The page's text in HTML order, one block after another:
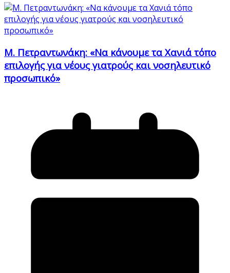
Μ. Πετραντωνάκη: «Να κάνουμε τα Χανιά τόπο
επιλογής για νέους γιατρούς και νοσηλευτικό
προσωπικό»